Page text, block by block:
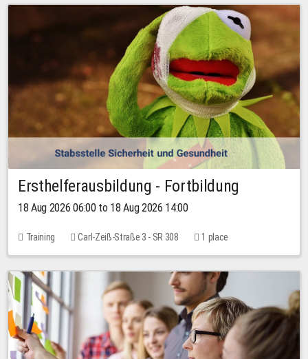
Ersthelferausbildung - Fortbildung
18 Aug 2026 06:00 to 18 Aug 2026 14:00
Training Carl-Zeiß-Straße 3 - SR 308 1 place